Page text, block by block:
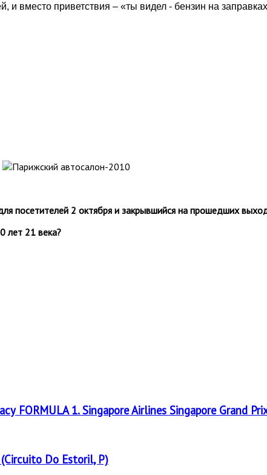
и вместо приветствия – «ты видел - бензин на
посетителей 2 октября и закрывшийся на прошедших
лет 21 века?
FORMULA 1. Singapore Airlines Singapore Grand
Do Estoril, P)